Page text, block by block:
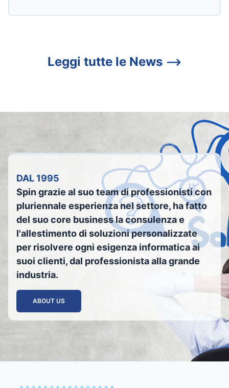
Leggi tutte le News
DAL 1995
Spin grazie al suo team di professionisti con
pluriennale esperienza nel settore, ha fatto
del suo core business la consulenza e
l'allestimento di soluzioni personalizzate
per risolvere ogni esigenza informatica ai
suoi clienti, dal professionista alla grande
industria.
ABOUT US